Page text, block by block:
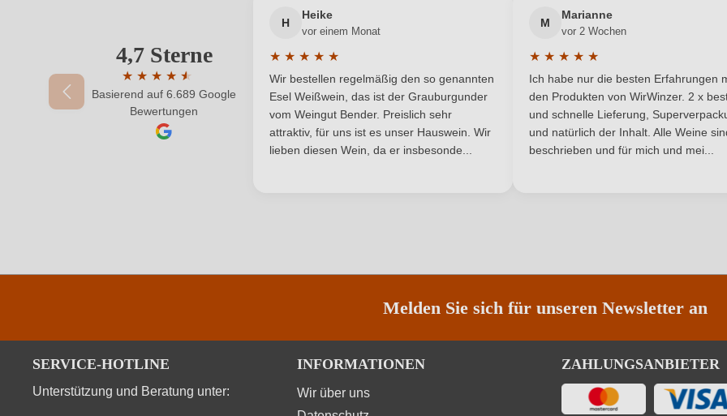
Jahrgang
Land Deutschland Passt zu
Qualität Rebsorte
Rheinhessen Restzucker in g/L
Ihre E-Mail-Adresse
Ihr Passwort
4,7 Sterne
★ ★ ★ ★ ★
★
Durchschnittliche Bewertung von 4.7 von 5 Sternen
Basierend auf 6.689 Google
Bewertungen
H
Heike
vor einem Monat
★ ★ ★ ★ ★
Durchschnittliche Bewertung von 5 von 5 Sternen
Wir bestellen regelmäßig den so genannten
Esel Weißwein, das ist der Grauburgunder
vom Weingut Bender. Preislich sehr
attraktiv, für uns ist es unser Hauswein. Wir
lieben diesen Wein, da er insbesonde...
M
Marianne
vor 2 Wochen
★ ★ ★ ★ ★
Durchschnittliche Bewertung von
Ich habe nur die besten Erfahrungen
den Produkten von WirWinzer. 2 x
und schnelle Lieferung,
und natürlich der Inhalt. Alle Weine
beschrieben und für mich und mei...
Melden Sie sich für unseren Newsletter an
SERVICE-HOTLINE
Unterstützung und Beratung unter:
INFORMATIONEN
Wir über uns
ZAHLUNGSANBIETER